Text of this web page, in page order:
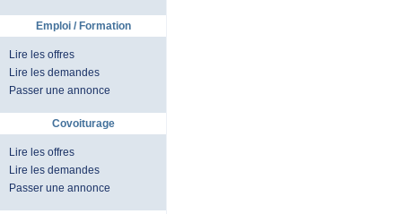
Emploi / Formation
Lire les offres
Lire les demandes
Passer une annonce
Covoiturage
Lire les offres
Lire les demandes
Passer une annonce